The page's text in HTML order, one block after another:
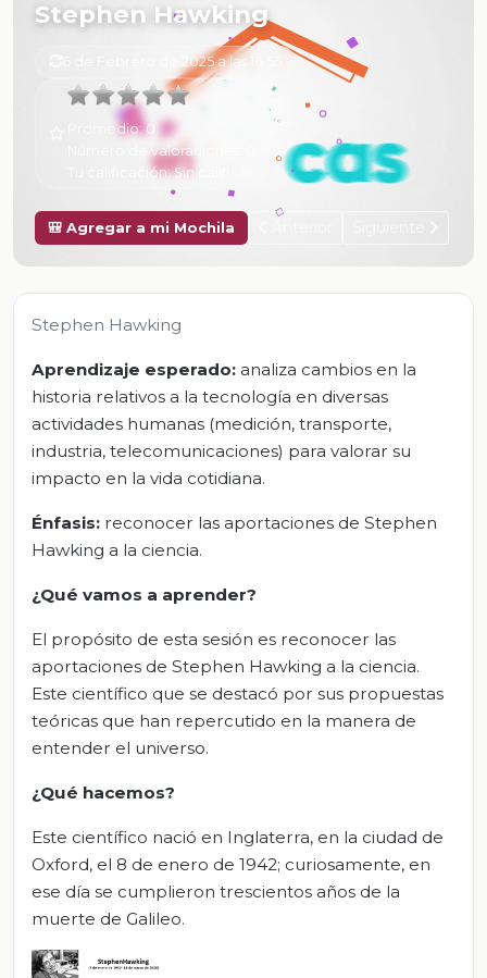
Stephen Hawking
6 de Febrero de 2025 a las 16:55
Promedio:0
Número de valoraciones:
Tu calificación:Sin calificar
🎒 Agregar a mi Mochila
Stephen Hawking
Aprendizaje esperado: analiza cambios en la
historia relativos a la tecnología en diversas
actividades humanas (medición, transporte,
industria, telecomunicaciones) para valorar su
impacto en la vida cotidiana.
Énfasis: reconocer las aportaciones de Stephen
Hawking a la ciencia.
¿Qué vamos a aprender?
El propósito de esta sesión es reconocer las
aportaciones de Stephen Hawking a la ciencia.
Este científico que se destacó por sus propuestas
teóricas que han repercutido en la manera de
entender el universo.
¿Qué hacemos?
Este científico nació en Inglaterra, en la ciudad de
Oxford, el 8 de enero de 1942; curiosamente, en
ese día se cumplieron trescientos años de la
muerte de Galileo.